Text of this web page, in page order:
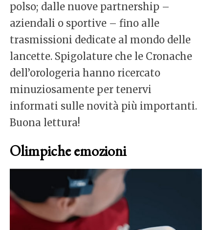
polso; dalle nuove partnership –
aziendali o sportive – fino alle
trasmissioni dedicate al mondo delle
lancette. Spigolature che le Cronache
dell’orologeria hanno ricercato
minuziosamente per tenervi
informati sulle novità più importanti.
Buona lettura!
Olimpiche emozioni